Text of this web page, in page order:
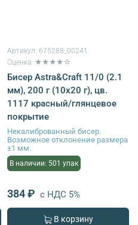
Артикул: 675288_00241
Оценка: ★★★★☆
Бисер Astra&Craft 11/0 (2.1
мм), 200 г (10х20 г), цв.
1117 красный/глянцевое
покрытие
Некалиброванный бисер.
Возможное отклонение размера
±1 мм.
В наличии: 501 упак
384 ₽ с НДС 5%
В корзину